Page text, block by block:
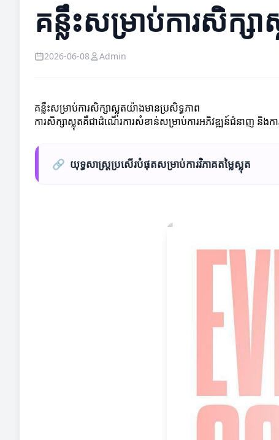
គន្លឹះសម្រាប់ការសិក្ស
2026-06-08 Admin
គន្លឹះសម្រាប់ការសិក្សាស្លុតយ៉ាងមានប្រសិទ្ធភាព
ការសិក្សាស្លុតគឺជាដំណើរការសំខាន់សម្រាប់ការអភិវឌ្ឍន៍ជំនាញ និងក
🔗 យុទ្ធសាស្ត្រប្រសើរបំផុតសម្រាប់ការវិភាគតម្លៃស្លុត